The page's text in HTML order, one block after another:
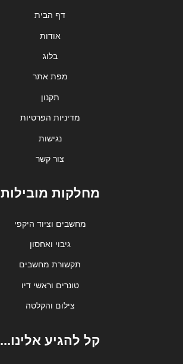
דף הבית
אודות
בלוג
מפת אתר
תקנון
מדיניות הפרטיות
נגישות
צור קשר
מחלקות מובילות
מחשבים וציוד היקפי
גיבוי ואחסון
תקשורת מחשבים
טונרים וראשי דיו
צילום והקלטה
קל להגיע אלינו...